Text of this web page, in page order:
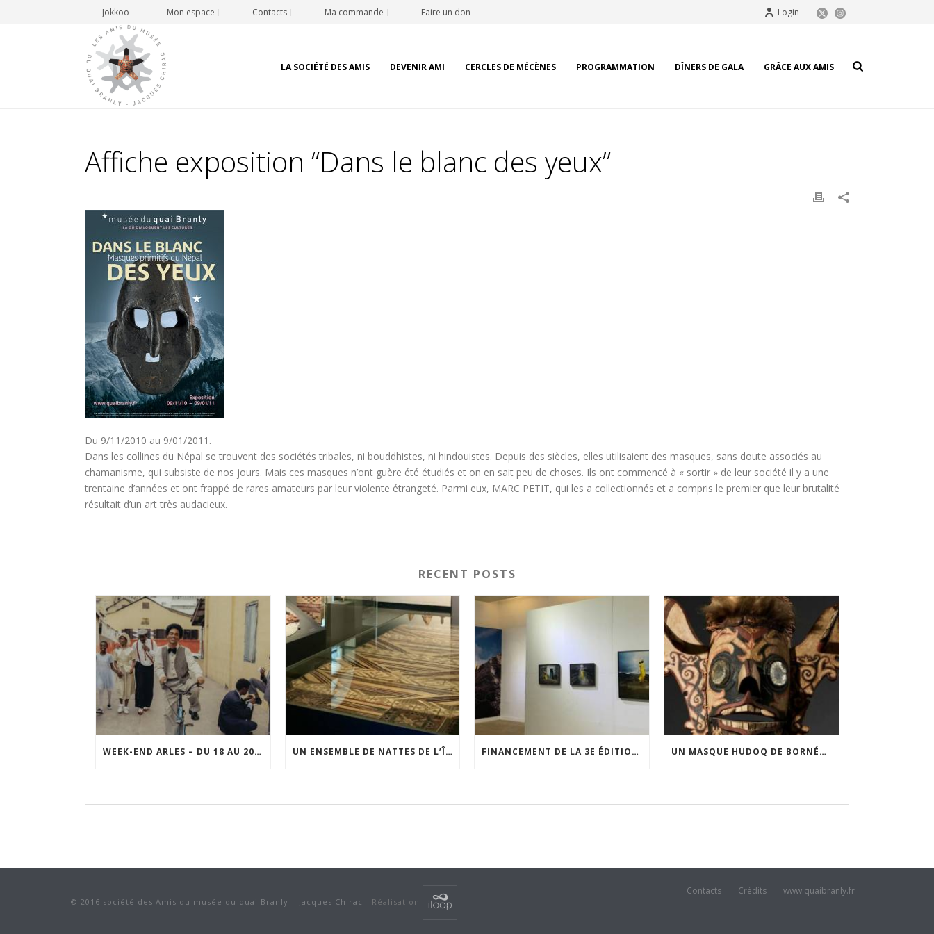
Jokkoo Mon espace Contacts Ma commande Faire un don Login
LA SOCIÉTÉ DES AMIS DEVENIR AMI CERCLES DE MÉCÈNES PROGRAMMATION DÎNERS DE GALA GRÂCE AUX AMIS
Affiche exposition “Dans le blanc des yeux”
Du 9/11/2010 au 9/01/2011.
Dans les collines du Népal se trouvent des sociétés tribales, ni bouddhistes, ni hindouistes. Depuis des siècles, elles utilisaient des masques, sans doute associés au
chamanisme, qui subsiste de nos jours. Mais ces masques n’ont guère été étudiés et on en sait peu de choses. Ils ont commencé à « sortir » de leur société il y a une
trentaine d’années et ont frappé de rares amateurs par leur violente étrangeté. Parmi eux, MARC PETIT, qui les a collectionnés et a compris le premier que leur brutalité
résultait d’un art très audacieux.
RECENT POSTS
WEEK-END ARLES – DU 18 AU 20 SEPTEMBRE 2026 UN ENSEMBLE DE NATTES DE L’ÎLE DE WAIGEO RESTAURÉ GRÂCE AU SOUTIEN DU CERCLE LÉVI-STRAUSS FINANCEMENT DE LA 3E ÉDITION DE L’EXPOSITION DU PRIX POUR LA PHOTOGRAPHIE PAR LE CERCLE POUR LA PHOTOGRAPHIE ET L’ART CONTEMPORAIN UN MASQUE HUDOQ DE BORNÉO ACQUIS GRÂCE AU SOUTIEN DU CERCLE LÉVI-STRAUSS
© 2016 société des Amis du musée du quai Branly – Jacques Chirac - Réalisation
Contacts Crédits www.quaibranly.fr